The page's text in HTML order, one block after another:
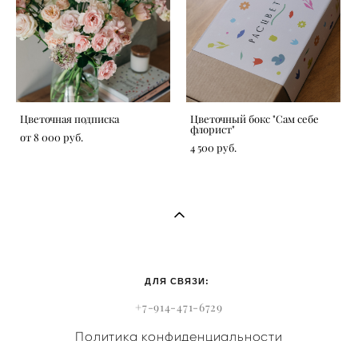
Цветочная подписка
от 8 000 pуб.
Цветочный бокс "Сам себе
флорист"
4 500 pуб.
ДЛЯ СВЯЗИ:
+7-914-471-6729
Политика конфиденциальности